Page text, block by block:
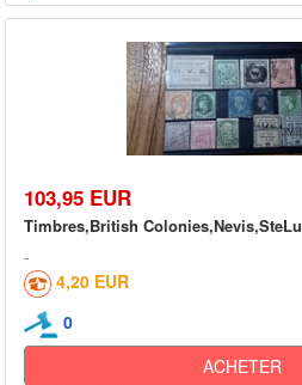
103,95 EUR
Timbres,British
4,20 EUR
0
ACHETER